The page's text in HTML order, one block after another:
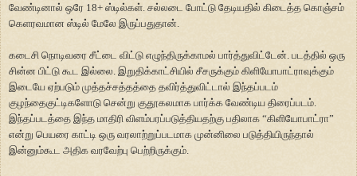
வேண்டினால் ஒரே 18+ ஸ்டில்கள். சல்லடை போட்டு தேடியதில் கிடைத்த கொஞ்சம்
கெளரவமான ஸ்டில் மேலே இருப்பதுதான்.
கடைசி நொடிவரை சீட்டை விட்டு எழுந்திருக்காமல் பார்த்துவிட்டேன். படத்தில் ஒரு
சின்ன பிட்டு கூட இல்லை. இறுதிக்காட்சியில் சீசருக்கும் கிளியோபாட்ராவுக்கும்
இடையே ஏற்படும் முத்தச்சத்தத்தை தவிர்த்துவிட்டால் இந்தப்படம்
குழந்தைகுட்டிகளோடு சென்று குதூகலமாக பார்க்க வேண்டிய திரைப்படம்.
இந்தப்படத்தை இந்த மாதிரி விளம்பரப்படுத்தியதற்கு பதிலாக “கிளியோபாட்ரா”
என்று பெயரை காட்டி ஒரு வரலாற்றுப்படமாக முன்னிலை படுத்தியிருந்தால்
இன்னும்கூட அதிக வரவேற்பு பெற்றிருக்கும்.